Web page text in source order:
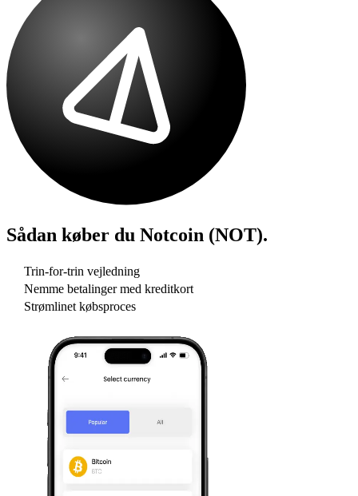
Sådan køber du Notcoin (NOT).
Trin-for-trin vejledning
Nemme betalinger med kreditkort
Strømlinet købsproces